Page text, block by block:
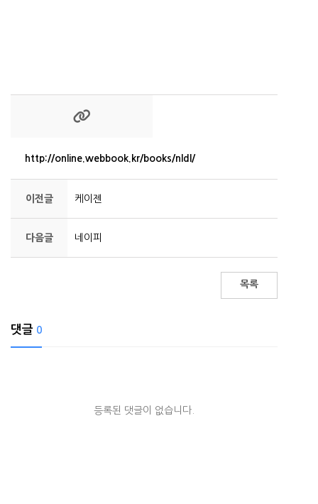
http://online.webbook.kr/books/nldl/
이전글 케이젠
다음글 네이피
목록
댓글 0
등록된 댓글이 없습니다.